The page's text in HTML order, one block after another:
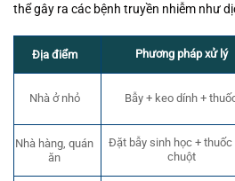
thể gây ra các bệnh truyền nhiễm như
Địa điểm Phương pháp xử lý
Nhà ở nhỏ Bẫy + keo dính +
Nhà hàng, quán
ăn
Đặt bẫy sinh học + thuốc
chuột